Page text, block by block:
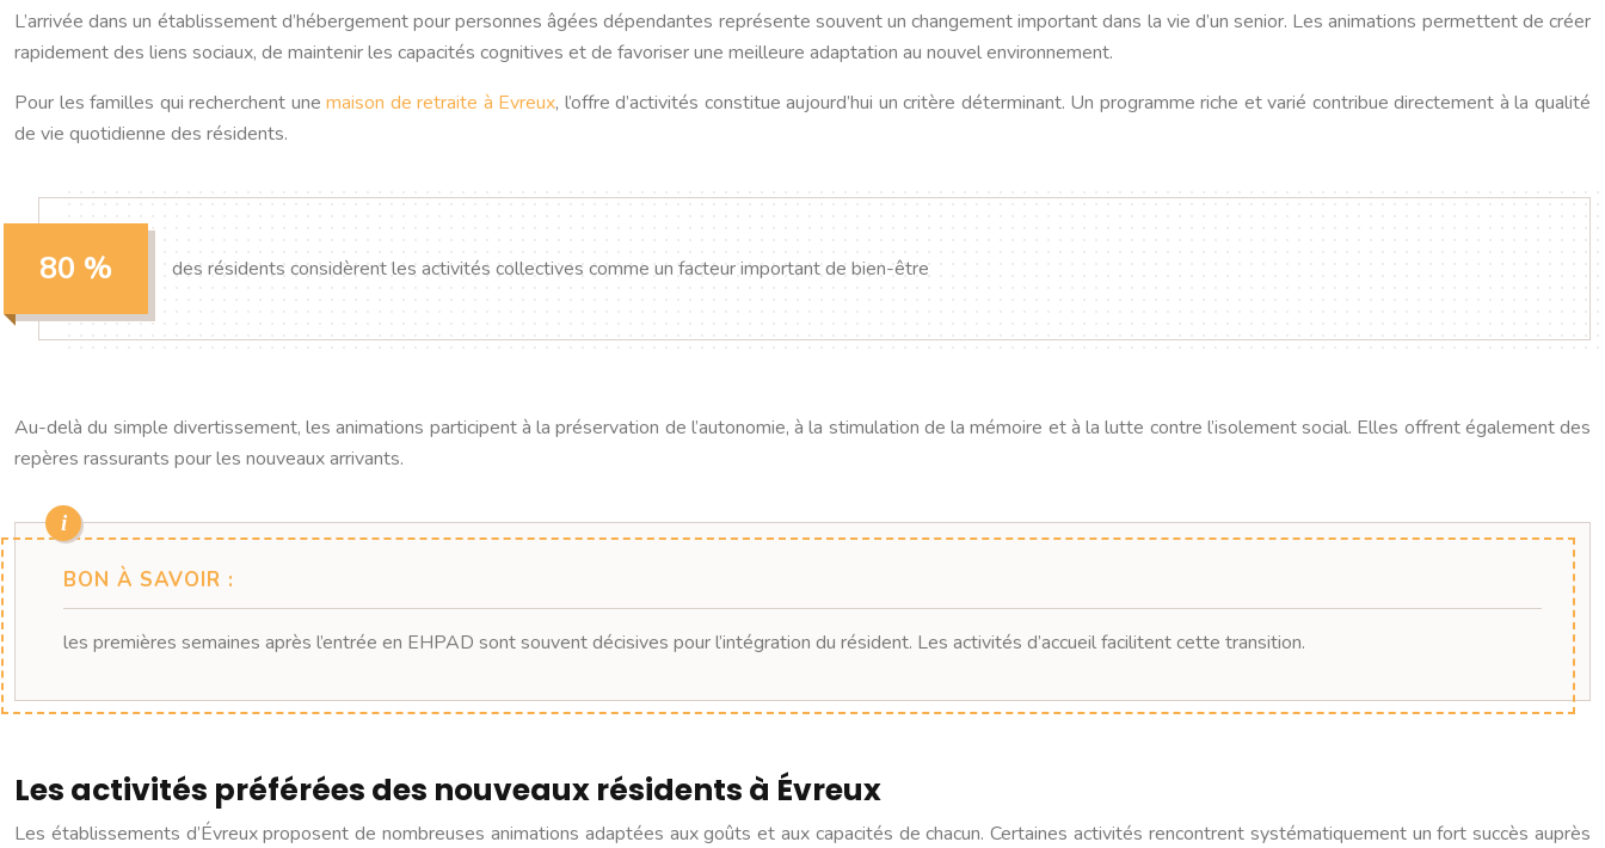
L’arrivée dans un établissement d’hébergement pour personnes âgées dépendantes représente souvent un changement important dans la vie d’un senior. Les animations permettent de créer
rapidement des liens sociaux, de maintenir les capacités cognitives et de favoriser une meilleure adaptation au nouvel environnement.
Pour les familles qui recherchent unemaison de retraite à Evreux, l’offre d’activités constitue aujourd’hui un critère déterminant. Un programme riche et varié contribue directement à la qualité
de vie quotidienne des résidents.
80 % des résidents considèrent les activités collectives comme un facteur important de bien-être
Au-delà du simple divertissement, les animations participent à la préservation de l’autonomie, à la stimulation de la mémoire et à la lutte contre l’isolement social. Elles offrent également des
repères rassurants pour les nouveaux arrivants.
BON À SAVOIR :
les premières semaines après l’entrée en EHPAD sont souvent décisives pour l’intégration du résident. Les activités d’accueil facilitent cette transition.
Les activités préférées des nouveaux résidents à Évreux
Les établissements d’Évreux proposent de nombreuses animations adaptées aux goûts et aux capacités de chacun. Certaines activités rencontrent systématiquement un fort succès auprès